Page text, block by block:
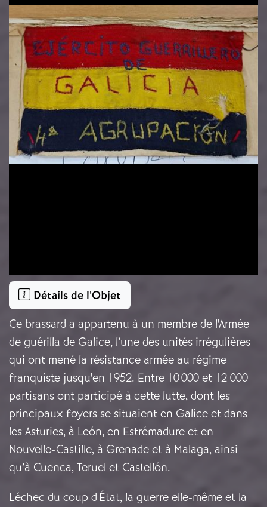
Détails de l'Objet
Ce brassard a appartenu à un membre de l'Armée
de guérilla de Galice, l’une des unités irrégulières
qui ont mené la résistance armée au régime
franquiste jusqu'en 1952. Entre 10 000 et 12 000
partisans ont participé à cette lutte, dont les
principaux foyers se situaient en Galice et dans
les Asturies, à León, en Estrémadure et en
Nouvelle-Castille, à Grenade et à Malaga, ainsi
qu’à Cuenca, Teruel et Castellón.
L'échec du coup d'État, la guerre elle-même et la